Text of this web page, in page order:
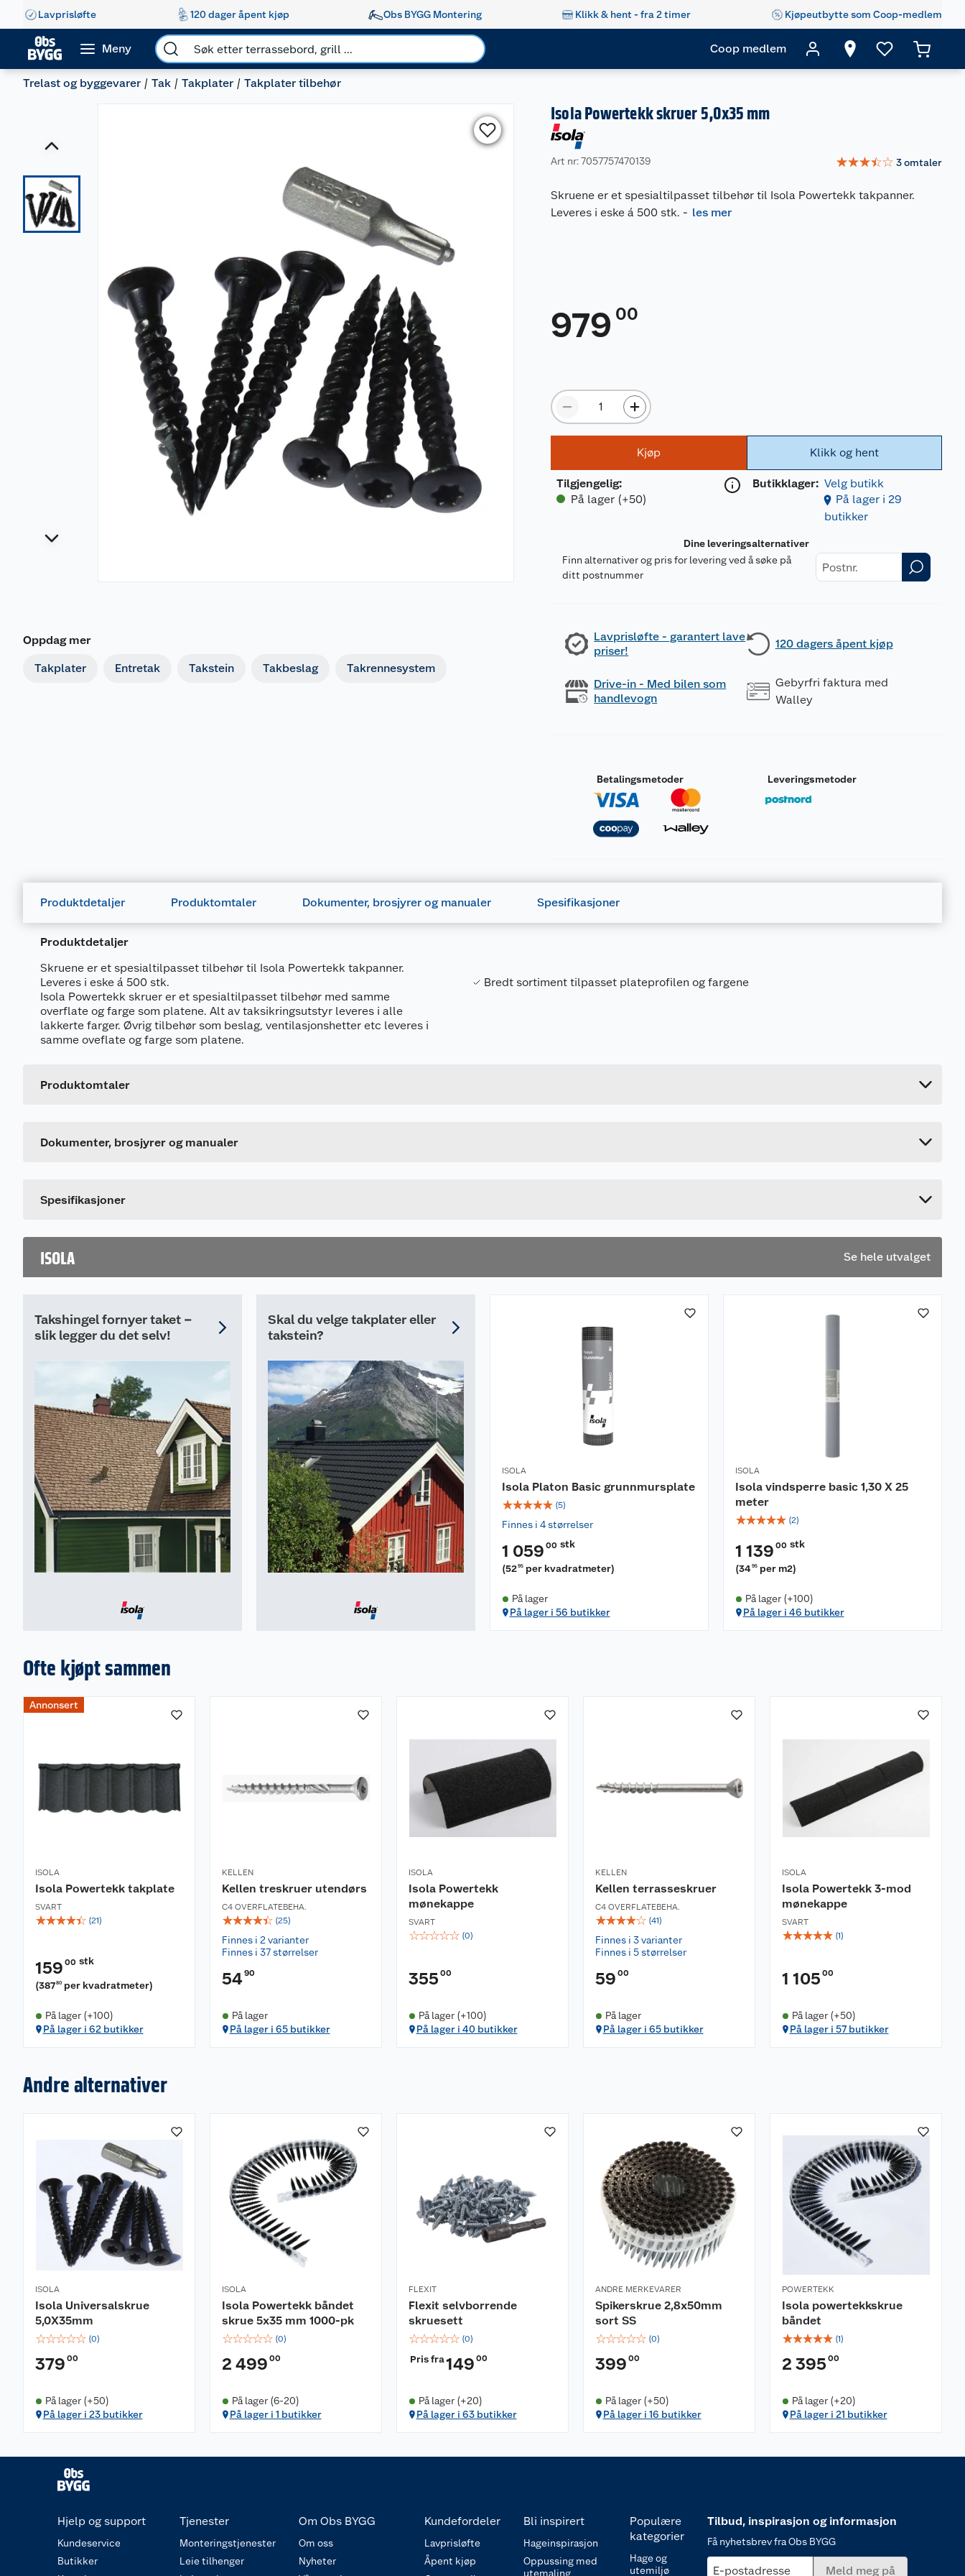
Lavprisløfte 120 dager åpent kjøp Obs BYGG Montering Klikk & hent - fra 2 timer Kjøpeutbytte som Coop-medlem
Meny Coop medlem
Trelast og byggevarer Tak Takplater Takplater tilbehør
Oppdag mer
Takplater Entretak Takstein Takbeslag Takrennesystem
Isola Powertekk skruer 5,0x35 mm
Art nr: 7057757470139 ☆☆☆☆☆ 3omtaler
Skruene er et spesialtilpasset tilbehør til Isola Powertekk takpanner.
Leveres i eske á 500 stk. - les mer
979 00
Kjøp
Tilgjengelig:
På lager (+50)
Klikk og hent
Butikklager: Velg butikk
På lager i 29
butikker
Dine leveringsalternativer
Finn alternativer og pris for levering ved å søke på
ditt postnummer
Lavprisløfte - garantert lave
priser!
120 dagers åpent kjøp
Drive-in - Med bilen som
handlevogn
Gebyrfri faktura med
Walley
Betalingsmetoder Leveringsmetoder
Produktdetaljer Produktomtaler Dokumenter, brosjyrer og manualer Spesifikasjoner
Produktdetaljer
Skruene er et spesialtilpasset tilbehør til Isola Powertekk takpanner.
Leveres i eske á 500 stk.
Isola Powertekk skruer er et spesialtilpasset tilbehør med samme
overflate og farge som platene. Alt av taksikringsutstyr leveres i alle
lakkerte farger. Øvrig tilbehør som beslag, ventilasjonshetter etc leveres i
samme oveflate og farge som platene.
Bredt sortiment tilpasset plateprofilen og fargene
Produktomtaler
Dokumenter, brosjyrer og manualer
Spesifikasjoner
Leverandørens artikkelnummer
ISOLA Se hele utvalget
Takshingel fornyer taket –
slik legger du det selv!
Skal du velge takplater eller
takstein?
ISOLA
Isola Platon Basic grunnmursplate
☆☆☆☆☆ (5)
Finnes i 4 størrelser
1 059 00 stk
(5295 per kvadratmeter)
På lager
På lager i 56 butikker
ISOLA
Isola vindsperre basic 1,30 X 25
meter
☆☆☆☆☆ (2)
1 139 00 stk
(34 95 per m2)
På lager (+100)
På lager i 46 butikker
Ofte kjøpt sammen
Annonsert
ISOLA
Isola Powertekk takplate
SVART
☆☆☆☆☆ (21)
159 00 stk
(38780 per kvadratmeter)
På lager (+100)
På lager i 62 butikker
KELLEN
Kellen treskruer utendørs
C4 OVERFLATEBEHA.
☆☆☆☆☆ (25)
Finnes i 2 varianter
Finnes i 37 størrelser
5490
På lager
På lager i 65 butikker
ISOLA
Isola Powertekk
mønekappe
SVART
☆☆☆☆☆ (0)
355 00
På lager (+100)
På lager i 40 butikker
KELLEN
Kellen terrasseskruer
C4 OVERFLATEBEHA.
☆☆☆☆☆ (41)
Finnes i 3 varianter
Finnes i 5 størrelser
59 00
På lager
På lager i 65 butikker
ISOLA
Isola Powertekk 3-mod
mønekappe
SVART
☆☆☆☆☆ (1)
1 105 00
På lager (+50)
På lager i 57 butikker
Andre alternativer
ISOLA
Isola Universalskrue
5,0X35mm
☆☆☆☆☆ (0)
379 00
På lager (+50)
På lager i 23 butikker
ISOLA
Isola Powertekk båndet
skrue 5x35 mm 1000-pk
☆☆☆☆☆ (0)
2 499 00
På lager (6-20)
På lager i 1 butikker
FLEXIT
Flexit selvborrende
skruesett
☆☆☆☆☆ (0)
Pris fra149 00
På lager (+20)
På lager i 63 butikker
ANDRE MERKEVARER
Spikerskrue 2,8x50mm
sort SS
☆☆☆☆☆ (0)
399 00
På lager (+50)
På lager i 16 butikker
POWERTEKK
Isola powertekkskrue
båndet
☆☆☆☆☆ (1)
2 395 00
På lager (+20)
På lager i 21 butikker
Hjelp og support
Kundeservice
Butikker
Tjenester
Monteringstjenester
Leie tilhenger
Om Obs BYGG
Om oss
Nyheter
Kundefordeler
Lavprisløfte
Åpent kjøp
Bli inspirert
Hageinspirasjon
Oppussing med
utemaling
Populære
kategorier
Hage og
utemiljø
Tilbud, inspirasjon og informasjon
Få nyhetsbrev fra Obs BYGG
E-postadresse Meld meg på